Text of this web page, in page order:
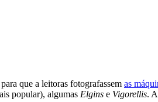
que a leitoras fotografassem as
popular), algumas Elgins e Vigorellis.